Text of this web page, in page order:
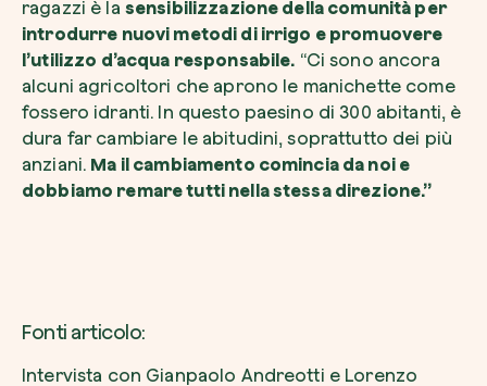
ragazzi è la sensibilizzazione della comunità per
introdurre nuovi metodi di irrigo e promuovere
l’utilizzo d’acqua responsabile. “Ci sono ancora
alcuni agricoltori che aprono le manichette come
fossero idranti. In questo paesino di 300 abitanti, è
dura far cambiare le abitudini, soprattutto dei più
anziani. Ma il cambiamento comincia da noi e
dobbiamo remare tutti nella stessa direzione.”
Fonti articolo:
Intervista con Gianpaolo Andreotti e Lorenzo